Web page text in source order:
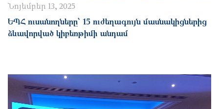
Նոյեմբեր 13, 2025
ԵՊՀ ուսանողները՝ 15 ուժեղագույն մասնակիցներից
ձևավորված կիբեռթիմի անդամ